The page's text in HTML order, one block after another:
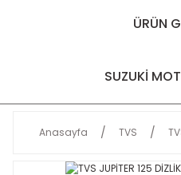
ÜRÜN
SUZUKİ
Anasayfa TVS